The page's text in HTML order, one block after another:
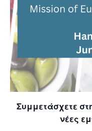
Συμμετάσχετε
νέες